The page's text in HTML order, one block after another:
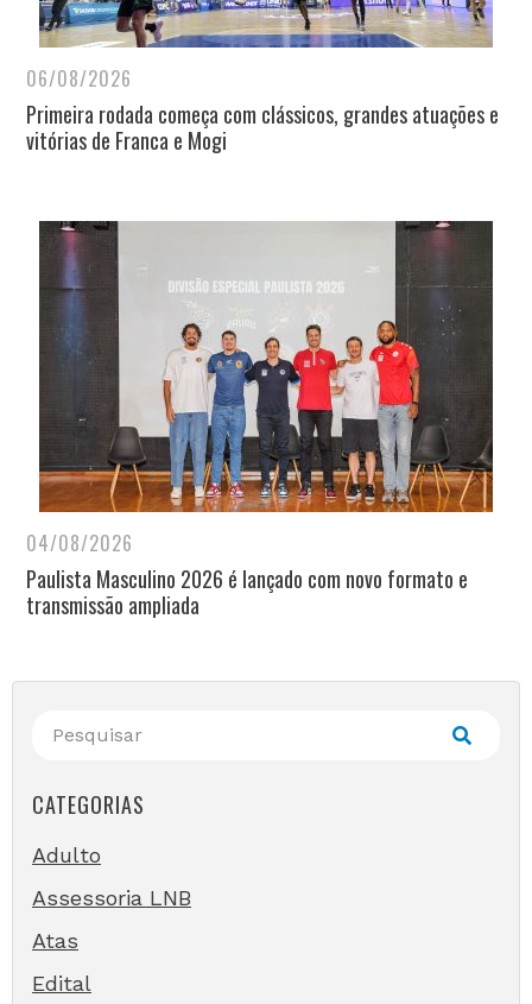
06/08/2026
Primeira rodada começa com clássicos, grandes atuações e
vitórias de Franca e Mogi
04/08/2026
Paulista Masculino 2026 é lançado com novo formato e
transmissão ampliada
CATEGORIAS
Adulto
Assessoria LNB
Atas
Edital